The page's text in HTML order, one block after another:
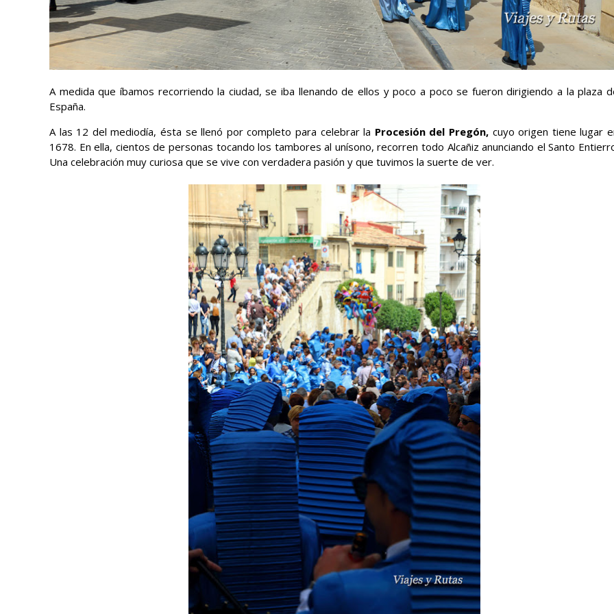
A medida que íbamos recorriendo la ciudad, se iba llenando de ellos y poco a poco se fueron dirigiendo a la plaza
España.
A las 12 del mediodía, ésta se llenó por completo para celebrar la Procesión del Pregón, cuyo origen tiene lugar
1678. En ella, cientos de personas tocando los tambores al unísono, recorren todo Alcañiz anunciando el Santo
Una celebración muy curiosa que se vive con verdadera pasión y que tuvimos la suerte de ver.